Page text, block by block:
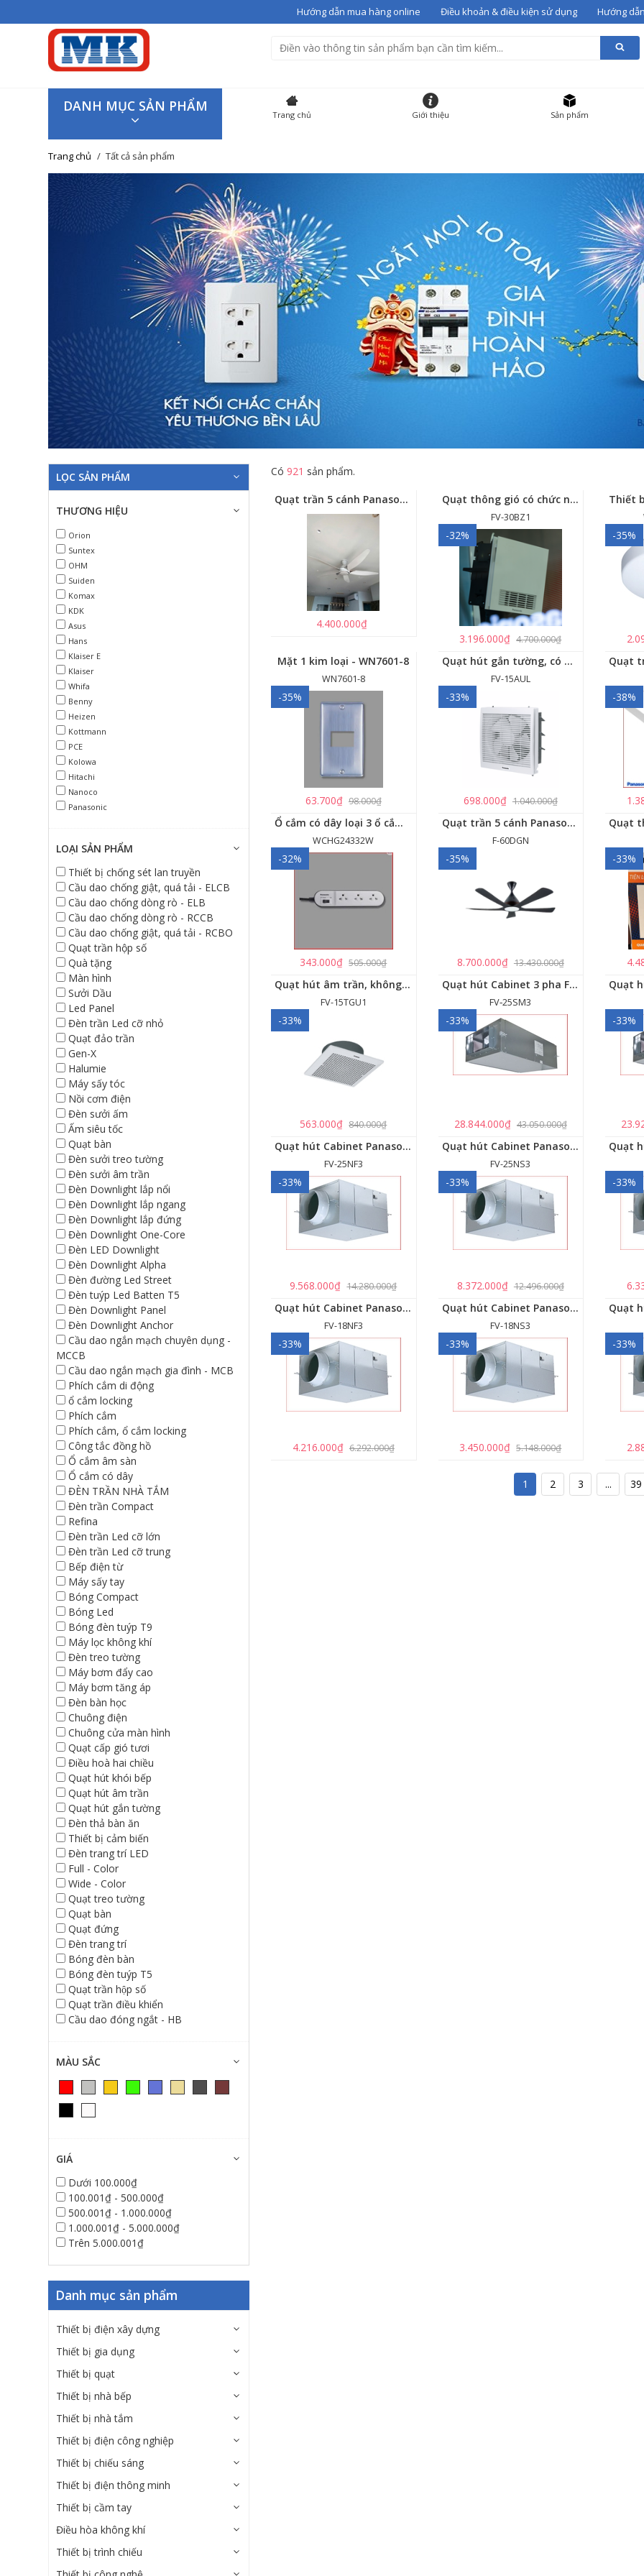
Hướng dẫn mua hàng online Điều khoản & điều kiện sử dụng Hướng
DANH MỤC SẢN PHẨM
Trang chủ Giới thiệu Sản phẩm
Trang chủ Tất cả sản phẩm
Có 921 sản phẩm.
Quạt trần 5 cánh Panasonic F-60GDS
4.400.000₫
Quạt thông gió có chức năng sưởi ấm, dùng cho phòng tắm - FV-30BZ1
FV-30BZ1
-32%
3.196.000₫ 4.700.000₫
-35%
Mặt 1 kim loại - WN7601-8
WN7601-8
-35%
63.700₫ 98.000₫
Quạt hút gắn tường, có màn che Panasonic - FV-15AUL
FV-15AUL
-33%
698.000₫ 1.040.000₫
-38%
Ổ cắm có dây loại 3 ổ cắm, 1 công tắc - WCHG24332W
WCHG24332W
-32%
343.000₫ 505.000₫
Quạt trần 5 cánh Panasonic F-60DGN có đèn LED và kết nối Wireless
F-60DGN
-35%
8.700.000₫ 13.430.000₫
-33%
Quạt hút âm trần, không dùng ống dẫn Panasonic - FV-15TGU1
FV-15TGU1
-33%
563.000₫ 840.000₫
Quạt hút Cabinet 3 pha FV‑25SM3
FV‑25SM3
-33%
28.844.000₫ 43.050.000₫
-33%
Quạt hút Cabinet Panasonic FV-25NF3
FV-25NF3
-33%
9.568.000₫ 14.280.000₫
Quạt hút Cabinet Panasonic FV-25NS3
FV-25NS3
-33%
8.372.000₫ 12.496.000₫
-33%
Quạt hút Cabinet Panasonic FV-18NF3
FV-18NF3
-33%
4.216.000₫ 6.292.000₫
Quạt hút Cabinet Panasonic FV-18NS3
FV-18NS3
-33%
3.450.000₫ 5.148.000₫
-33%
1 2 3 ... 39
LỌC SẢN PHẨM
THƯƠNG HIỆU
Orion
Suntex
OHM
Suiden
Komax
KDK
Asus
Hans
Klaiser E
Klaiser
Whifa
Benny
Heizen
Kottmann
PCE
Kolowa
Hitachi
Nanoco
Panasonic
LOẠI SẢN PHẨM
Thiết bị chống sét lan truyền
Cầu dao chống giật, quá tải - ELCB
Cầu dao chống dòng rò - ELB
Cầu dao chống dòng rò - RCCB
Cầu dao chống giật, quá tải - RCBO
Quạt trần hộp số
Quà tặng
Màn hình
Sưởi Dầu
Led Panel
Đèn trần Led cỡ nhỏ
Quạt đảo trần
Gen-X
Halumie
Máy sấy tóc
Nồi cơm điện
Đèn sưởi ấm
Ấm siêu tốc
Quạt bàn
Đèn sưởi treo tường
Đèn sưởi âm trần
Đèn Downlight lắp nổi
Đèn Downlight lắp ngang
Đèn Downlight lắp đứng
Đèn Downlight One-Core
Đèn LED Downlight
Đèn Downlight Alpha
Đèn đường Led Street
Đèn tuýp Led Batten T5
Đèn Downlight Panel
Đèn Downlight Anchor
Cầu dao ngắn mạch chuyên dụng -
MCCB
Cầu dao ngắn mạch gia đình - MCB
Phích cắm di động
ổ cắm locking
Phích cắm
Phích cắm, ổ cắm locking
Công tắc đồng hồ
Ổ cắm âm sàn
Ổ cắm có dây
ĐÈN TRẦN NHÀ TẮM
Đèn trần Compact
Refina
Đèn trần Led cỡ lớn
Đèn trần Led cỡ trung
Bếp điện từ
Máy sấy tay
Bóng Compact
Bóng Led
Bóng đèn tuýp T9
Máy lọc không khí
Đèn treo tường
Máy bơm đẩy cao
Máy bơm tăng áp
Đèn bàn học
Chuông điện
Chuông cửa màn hình
Quạt cấp gió tươi
Điều hoà hai chiều
Quạt hút khói bếp
Quạt hút âm trần
Quạt hút gắn tường
Đèn thả bàn ăn
Thiết bị cảm biến
Đèn trang trí LED
Full - Color
Wide - Color
Quạt treo tường
Quạt bàn
Quạt đứng
Đèn trang trí
Bóng đèn bàn
Bóng đèn tuýp T5
Quạt trần hộp số
Quạt trần điều khiển
Cầu dao đóng ngắt - HB
MÀU SẮC
GIÁ
Dưới 100.000₫
100.001₫ - 500.000₫
500.001₫ - 1.000.000₫
1.000.001₫ - 5.000.000₫
Trên 5.000.001₫
Danh mục sản phẩm
Thiết bị điện xây dựng
Thiết bị gia dụng
Thiết bị quạt
Thiết bị nhà bếp
Thiết bị nhà tắm
Thiết bị điện công nghiệp
Thiết bị chiếu sáng
Thiết bị điện thông minh
Thiết bị cầm tay
Điều hòa không khí
Thiết bị trình chiếu
sản phẩm trong giỏ hàng
SẢN PHẨM SỐ LƯỢNG
Giao hàng trên toàn quốc
Tiếp tục mua hàng